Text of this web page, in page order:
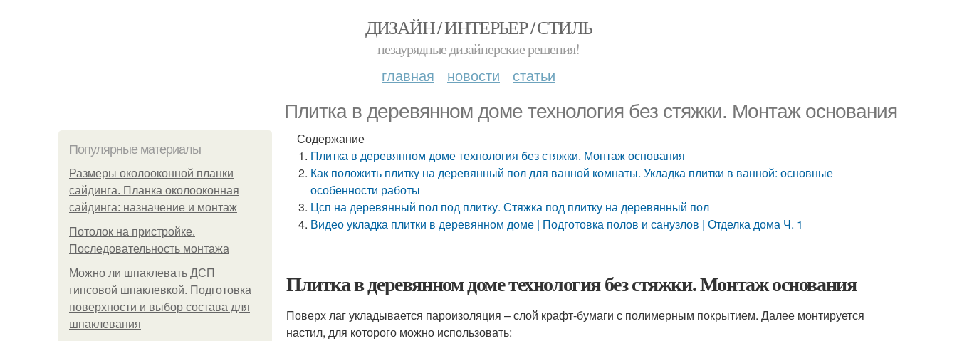
ДИЗАЙН / ИНТЕРЬЕР / СТИЛЬ
незаурядные дизайнерские решения!
главная новости статьи
Плитка в деревянном доме технология без стяжки. Монтаж основания
Популярные материалы
Размеры околооконной планки
сайдинга. Планка околооконная
сайдинга: назначение и монтаж
Потолок на пристройке.
Последовательность монтажа
Можно ли шпаклевать ДСП
гипсовой шпаклевкой. Подготовка
поверхности и выбор состава для
шпаклевания
Содержание
Плитка в деревянном доме технология без стяжки. Монтаж основания
Как положить плитку на деревянный пол для ванной комнаты. Укладка плитки в ванной: основные
особенности работы
Цсп на деревянный пол под плитку. Стяжка под плитку на деревянный пол
Видео укладка плитки в деревянном доме | Подготовка полов и санузлов | Отделка дома Ч. 1
Плитка в деревянном доме технология без стяжки. Монтаж основания
Поверх лаг укладывается пароизоляция – слой крафт-бумаги с полимерным покрытием. Далее монтируется
настил, для которого можно использовать: